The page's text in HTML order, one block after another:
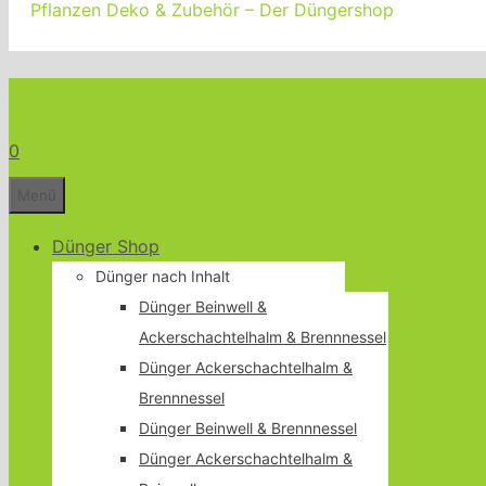
Pflanzen Deko & Zubehör – Der Düngershop
0
Dünger Shop
Dünger nach Inhalt
Dünger Beinwell &
Ackerschachtelhalm & Brennnessel
Dünger Ackerschachtelhalm &
Brennnessel
Dünger Beinwell & Brennnessel
Dünger Ackerschachtelhalm &